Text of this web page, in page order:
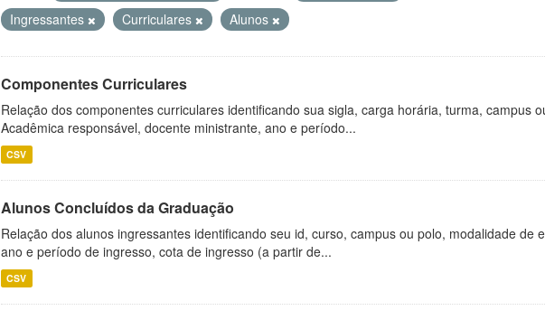
Ingressantes
Curriculares Alunos
Componentes Curriculares
Relação dos componentes curriculares identificando sua sigla, carga horária, turma, campus
Acadêmica responsável, docente ministrante, ano e período...
CSV
Alunos Concluídos da Graduação
Relação dos alunos ingressantes identificando seu id, curso, campus ou polo, modalidade de
ano e período de ingresso, cota de ingresso (a partir de...
CSV